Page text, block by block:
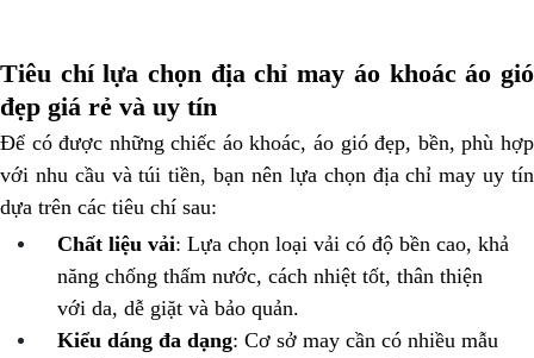
Tiêu chí lựa chọn địa chỉ may áo khoác áo gió
đẹp giá rẻ và uy tín
Để có được những chiếc áo khoác, áo gió đẹp, bền, phù hợp
với nhu cầu và túi tiền, bạn nên lựa chọn địa chỉ may uy tín
dựa trên các tiêu chí sau:
Chất liệu vải: Lựa chọn loại vải có độ bền cao, khả
năng chống thấm nước, cách nhiệt tốt, thân thiện
với da, dễ giặt và bảo quản.
Kiểu dáng đa dạng: Cơ sở may cần có nhiều mẫu